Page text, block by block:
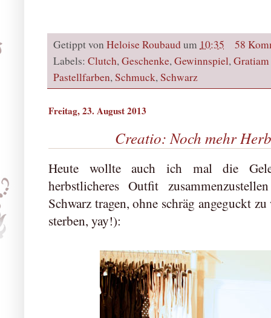
Getippt von Heloise Roubaudum 10:35
58
Labels: Clutch,Geschenke,Gewinnspiel,
Pastellfarben,Schmuck,Schwarz
Freitag, 23. August 2013
Creatio: Noch mehr
Heute wollte auch ich mal die
herbstlicheres Outfit
Schwarz tragen, ohne schräg angeguckt
sterben, yay!):